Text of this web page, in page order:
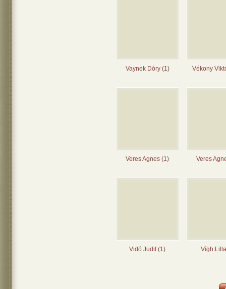
Vaynek Dóry (1) Vékony
Veres Agnes (1) Veres
Vidó Judit (1) Vígh